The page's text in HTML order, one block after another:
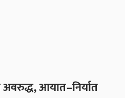
अवरुद्ध, आयात–निर्यात